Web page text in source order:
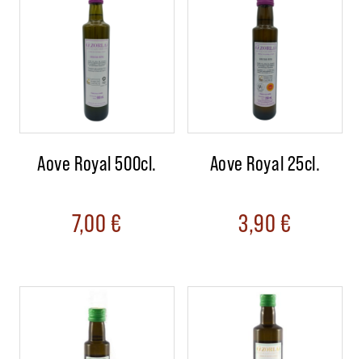
Aove Royal 500cl.
7,00€
Aove Royal 25cl.
3,90€